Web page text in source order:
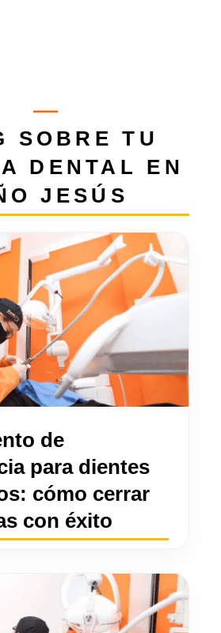
SOBRE TU
DENTAL EN
JESÚS
de
para dientes
cómo cerrar
con éxito